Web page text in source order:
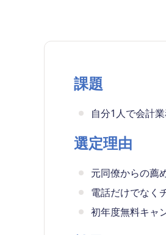
課題
自分1人で会計
選定理由
元同僚からの薦
電話だけでなく
初年度無料キャ